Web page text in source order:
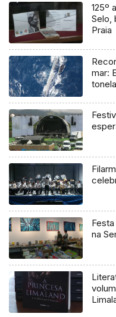
125º
Selo,
Praia
mar:
na